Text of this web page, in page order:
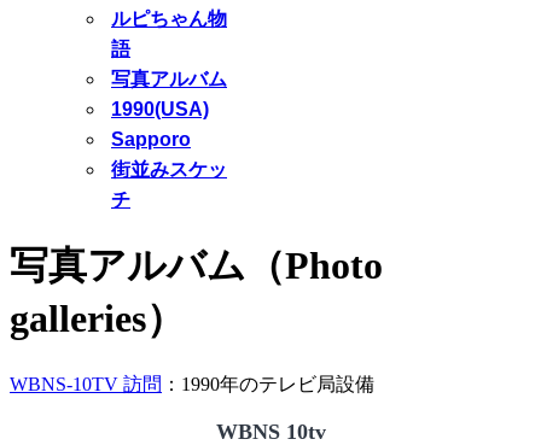
ルピちゃん物
語
写真アルバム
1990(USA)
Sapporo
街並みスケッ
チ
写真アルバム（Photo
galleries）
WBNS-10TV 訪問 ：1990年のテレビ局設備
WBNS 10tv